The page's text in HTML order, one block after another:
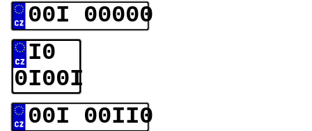
00I 00000
I0
0I00I
00I 00II0